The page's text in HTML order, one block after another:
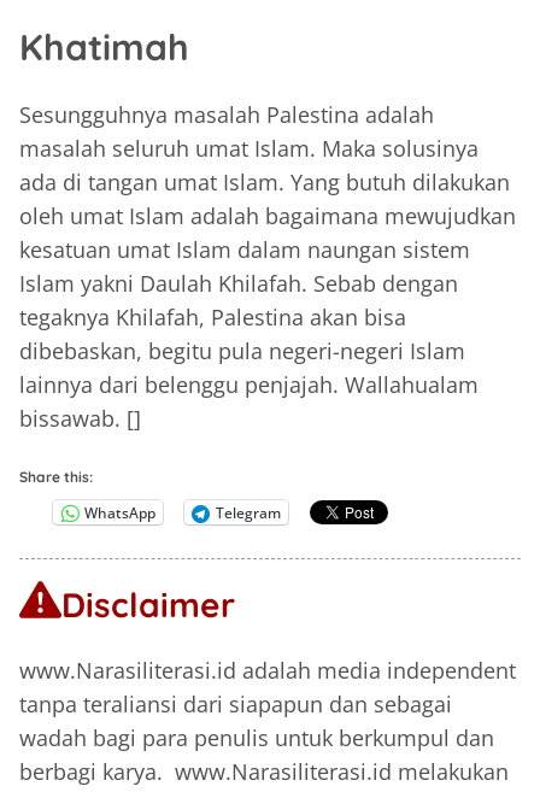
Khatimah
Sesungguhnya masalah Palestina adalah
masalah seluruh umat Islam. Maka solusinya
ada di tangan umat Islam. Yang butuh dilakukan
oleh umat Islam adalah bagaimana mewujudkan
kesatuan umat Islam dalam naungan sistem
Islam yakni Daulah Khilafah. Sebab dengan
tegaknya Khilafah, Palestina akan bisa
dibebaskan, begitu pula negeri-negeri Islam
lainnya dari belenggu penjajah. Wallahualam
bissawab. []
Share this:
WhatsApp Telegram
Disclaimer
www.Narasiliterasi.id adalah media independent
tanpa teraliansi dari siapapun dan sebagai
wadah bagi para penulis untuk berkumpul dan
berbagi karya. www.Narasiliterasi.id melakukan